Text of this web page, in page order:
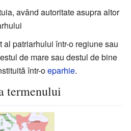
având autoritate asupra altor
patriarhului într-o regiune sau
de mare sau destul de bine
într-oeparhie.
termenului